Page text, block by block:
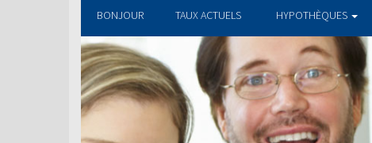
BONJOUR TAUX ACTUELS HYPOTHÈQUES